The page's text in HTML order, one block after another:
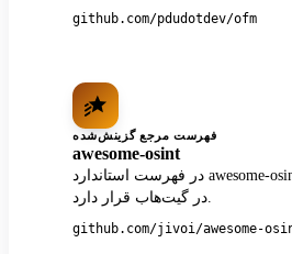
github.com/pdudotdev/ofm
فهرست مرجع گزینش‌شده
awesome-osint
در فهرست استاندارد awesome-osint با هزاران ستاره
در گیت‌هاب قرار دارد.
github.com/jivoi/awesome-